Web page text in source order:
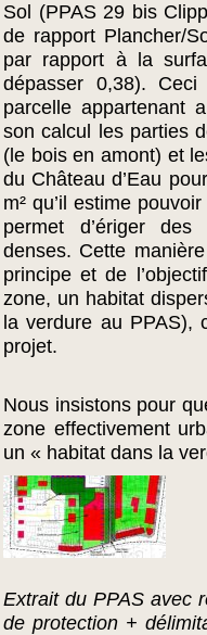
Sol (PPAS 29 bis
de rapport Plancher/
par rapport à la
dépasser 0,38).
parcelle appartenant
son calcul les parties
(le bois en amont) et
du Château d’Eau
m² qu’il estime
permet d’ériger
denses. Cette
principe et de
zone, un habitat
la verdure au PPAS),
projet.
Nous insistons pour
zone effectivement
un « habitat dans la
Extrait du PPAS avec
de protection +